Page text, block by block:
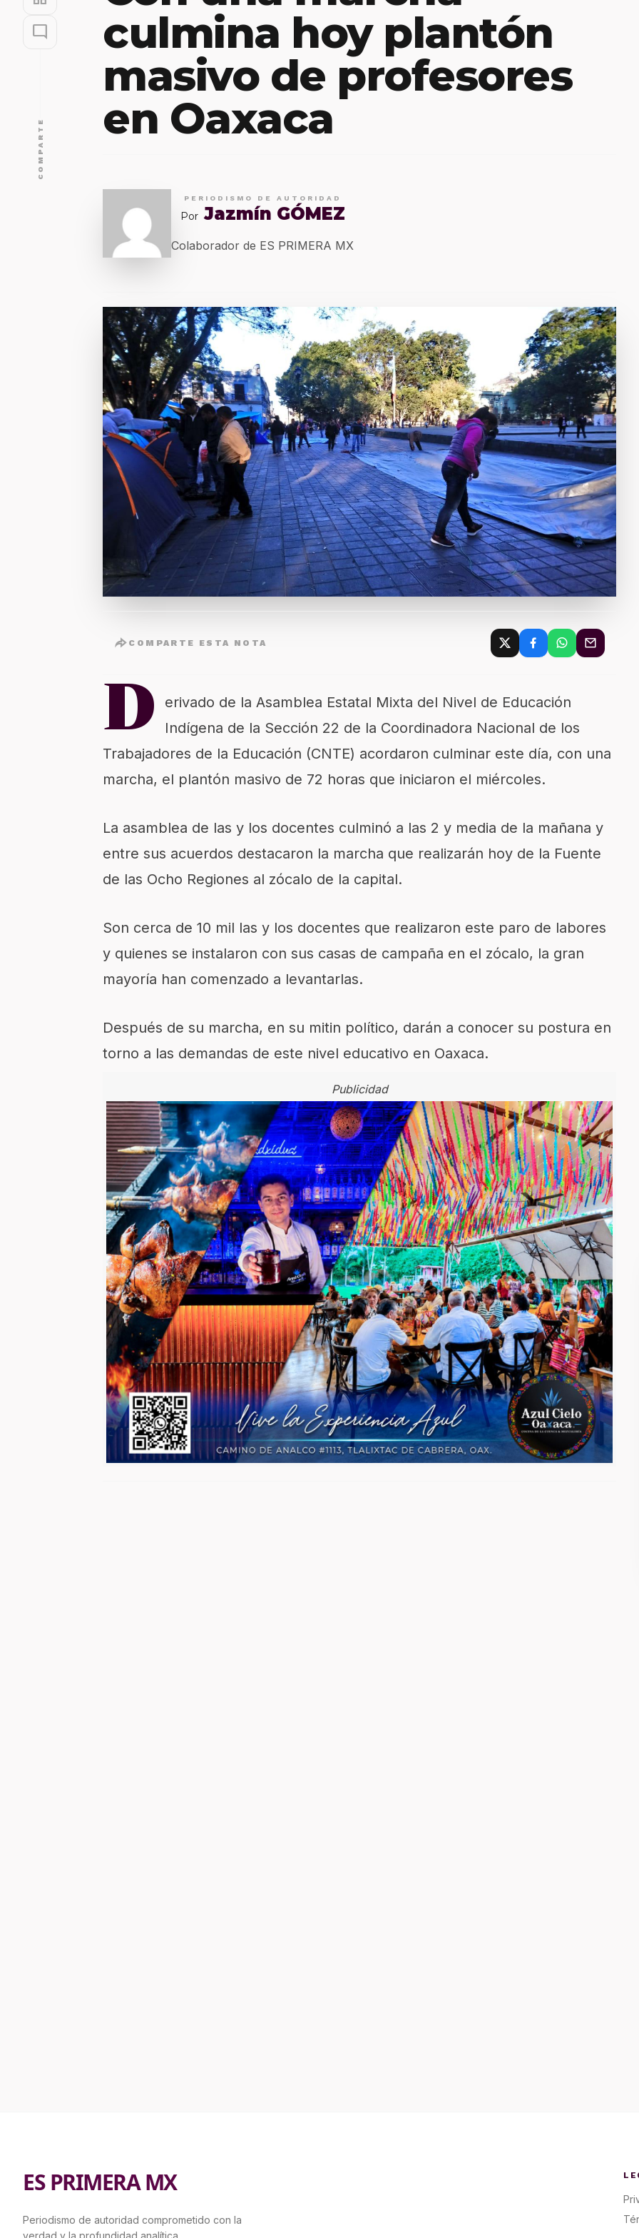
mode_comment
COMPARTE
culmina hoy plantón
masivo de profesores
en Oaxaca
PERIODISMO DE AUTORIDAD
Por Jazmín GÓMEZ
Colaborador de ES PRIMERA MX
COMPARTE ESTA NOTA
D
erivado de la Asamblea Estatal Mixta del Nivel de Educación
Indígena de la Sección 22 de la Coordinadora Nacional de los
Trabajadores de la Educación (CNTE) acordaron culminar este día, con una
marcha, el plantón masivo de 72 horas que iniciaron el miércoles.
La asamblea de las y los docentes culminó a las 2 y media de la mañana y
entre sus acuerdos destacaron la marcha que realizarán hoy de la Fuente
de las Ocho Regiones al zócalo de la capital.
Son cerca de 10 mil las y los docentes que realizaron este paro de labores
y quienes se instalaron con sus casas de campaña en el zócalo, la gran
mayoría han comenzado a levantarlas.
Después de su marcha, en su mitin político, darán a conocer su postura en
torno a las demandas de este nivel educativo en Oaxaca.
Publicidad
ES PRIMERA MX
Periodismo de autoridad comprometido con la
verdad y la profundidad analítica.